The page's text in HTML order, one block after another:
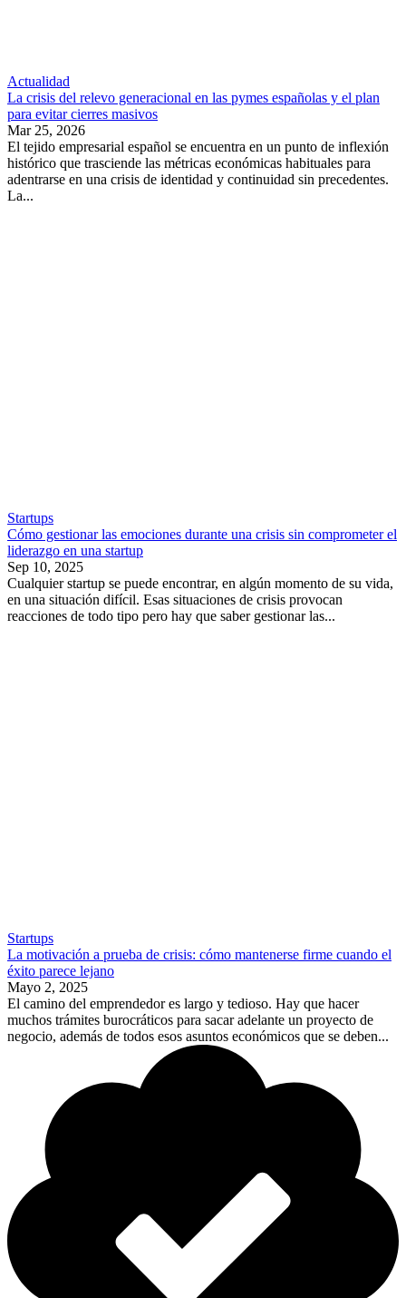
Actualidad
La crisis del relevo generacional en las pymes españolas y el plan
para evitar cierres masivos
Mar 25, 2026
El tejido empresarial español se encuentra en un punto de inflexión
histórico que trasciende las métricas económicas habituales para
adentrarse en una crisis de identidad y continuidad sin precedentes.
La...
Startups
Cómo gestionar las emociones durante una crisis sin comprometer el
liderazgo en una startup
Sep 10, 2025
Cualquier startup se puede encontrar, en algún momento de su vida,
en una situación difícil. Esas situaciones de crisis provocan
reacciones de todo tipo pero hay que saber gestionar las...
Startups
La motivación a prueba de crisis: cómo mantenerse firme cuando el
éxito parece lejano
Mayo 2, 2025
El camino del emprendedor es largo y tedioso. Hay que hacer
muchos trámites burocráticos para sacar adelante un proyecto de
negocio, además de todos esos asuntos económicos que se deben...